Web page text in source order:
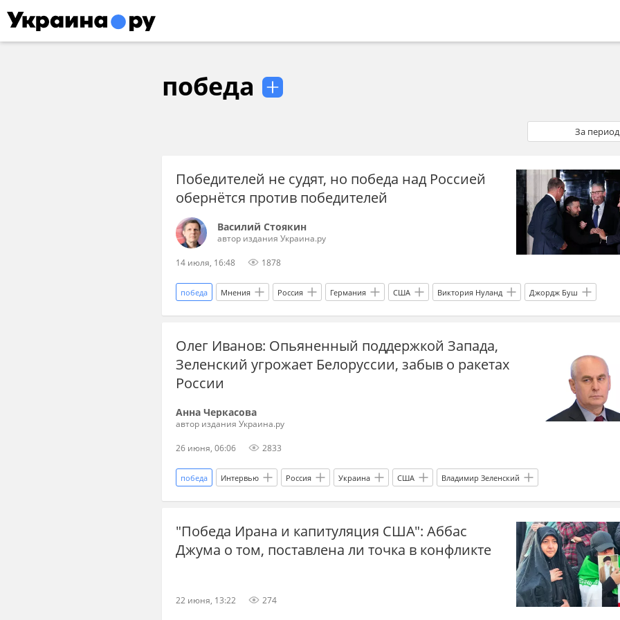
победа
За период
Победителей не судят, но победа над Россией
обернётся против победителей
Василий Стоякин
автор издания Украина.ру
14 июля, 16:48 1878
победа Мнения Россия Германия США Виктория Нуланд Джордж Буш
Владимир Путин ЧВК The Economist Запад революция поражение
Олег Иванов: Опьяненный поддержкой Запада,
Зеленский угрожает Белоруссии, забыв о ракетах
России
Анна Черкасова
автор издания Украина.ру
26 июня, 06:06 2833
победа Интервью Россия Украина США Владимир Зеленский
Дональд Трамп Сергей Лавров ЕС НАТО Вооруженные силы Украины ракеты
дальнобойные ракеты ВСУ СВО удары ракетные удары по Украине
переговоры Переговоры по Украине 2026 Запад Белоруссия граница
"Победа Ирана и капитуляция США": Аббас
Джума о том, поставлена ли точка в конфликте
22 июня, 13:22 274